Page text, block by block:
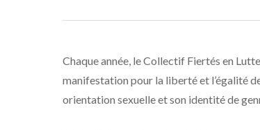
Chaque année, le Collectif Fiertés en
manifestation pour la liberté et l’égalité
orientation sexuelle et son identité de